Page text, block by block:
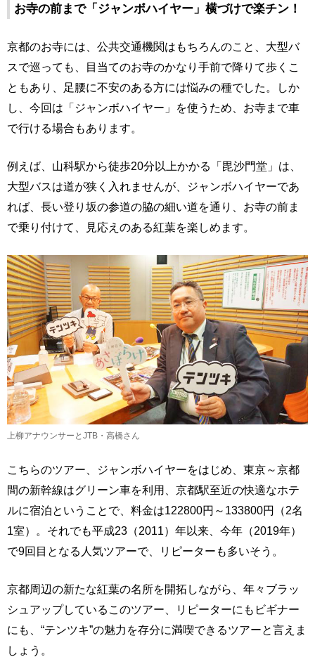
お寺の前まで「ジャンボハイヤー」横づけで楽チン！
京都のお寺には、公共交通機関はもちろんのこと、大型バ
スで巡っても、目当てのお寺のかなり手前で降りて歩くこ
ともあり、足腰に不安のある方には悩みの種でした。しか
し、今回は「ジャンボハイヤー」を使うため、お寺まで車
で行ける場合もあります。
例えば、山科駅から徒歩20分以上かかる「毘沙門堂」は、
大型バスは道が狭く入れませんが、ジャンボハイヤーであ
れば、長い登り坂の参道の脇の細い道を通り、お寺の前ま
で乗り付けて、見応えのある紅葉を楽しめます。
上柳アナウンサーとJTB・高橋さん
こちらのツアー、ジャンボハイヤーをはじめ、東京～京都
間の新幹線はグリーン車を利用、京都駅至近の快適なホテ
ルに宿泊ということで、料金は122800円～133800円（2名
1室）。それでも平成23（2011）年以来、今年（2019年）
で9回目となる人気ツアーで、リピーターも多いそう。
京都周辺の新たな紅葉の名所を開拓しながら、年々ブラッ
シュアップしているこのツアー、リピーターにもビギナー
にも、“テンツキ”の魅力を存分に満喫できるツアーと言えま
しょう。